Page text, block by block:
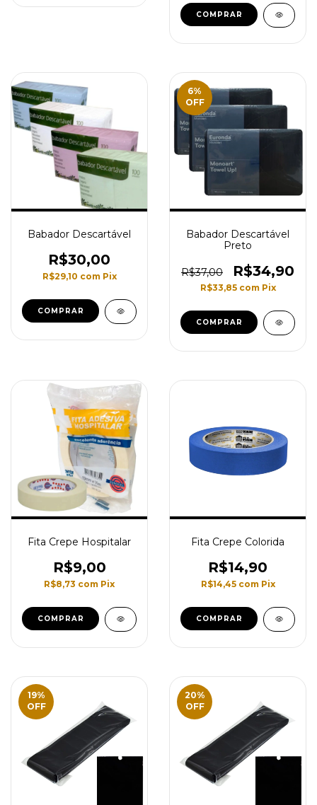
COMPRAR
Babador Descartável
R$30,00
R$29,10 com Pix
COMPRAR
6%
OFF
Babador Descartável
Preto
R$37,00 R$34,90
R$33,85 com Pix
Fita Crepe Hospitalar
R$9,00
R$8,73 com Pix
Fita Crepe Colorida
R$14,90
R$14,45 com Pix
COMPRAR
19%
OFF
20%
OFF